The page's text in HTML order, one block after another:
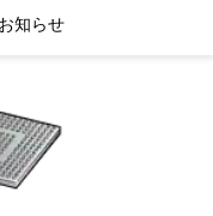
知らせ